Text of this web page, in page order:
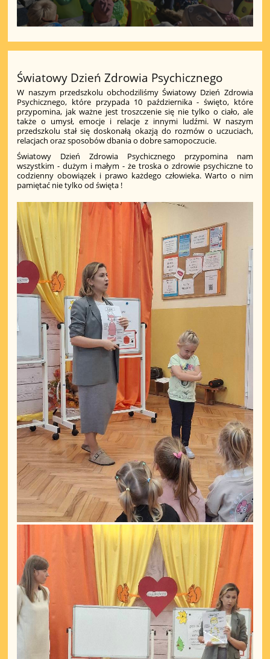
Światowy Dzień Zdrowia Psychicznego
W naszym przedszkolu obchodziliśmy Światowy Dzień Zdrowia
Psychicznego, które przypada 10 października - święto, które
przypomina, jak ważne jest troszczenie się nie tylko o ciało, ale
także o umysł, emocje i relacje z innymi ludźmi. W naszym
przedszkolu stał się doskonałą okazją do rozmów o uczuciach,
relacjach oraz sposobów dbania o dobre samopoczucie.
Światowy Dzień Zdrowia Psychicznego przypomina nam
wszystkim - dużym i małym - że troska o zdrowie psychiczne to
codzienny obowiązek i prawo każdego człowieka. Warto o nim
pamiętać nie tylko od święta !